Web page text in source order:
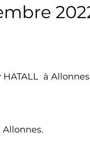
à Allonnes
Allonnes.